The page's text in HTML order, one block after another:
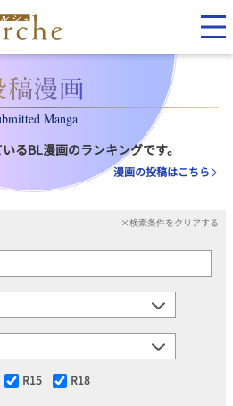
Manga
るBL漫画のランキングです。
漫画の投稿はこちら
×検索条件をクリアする
R15 R18